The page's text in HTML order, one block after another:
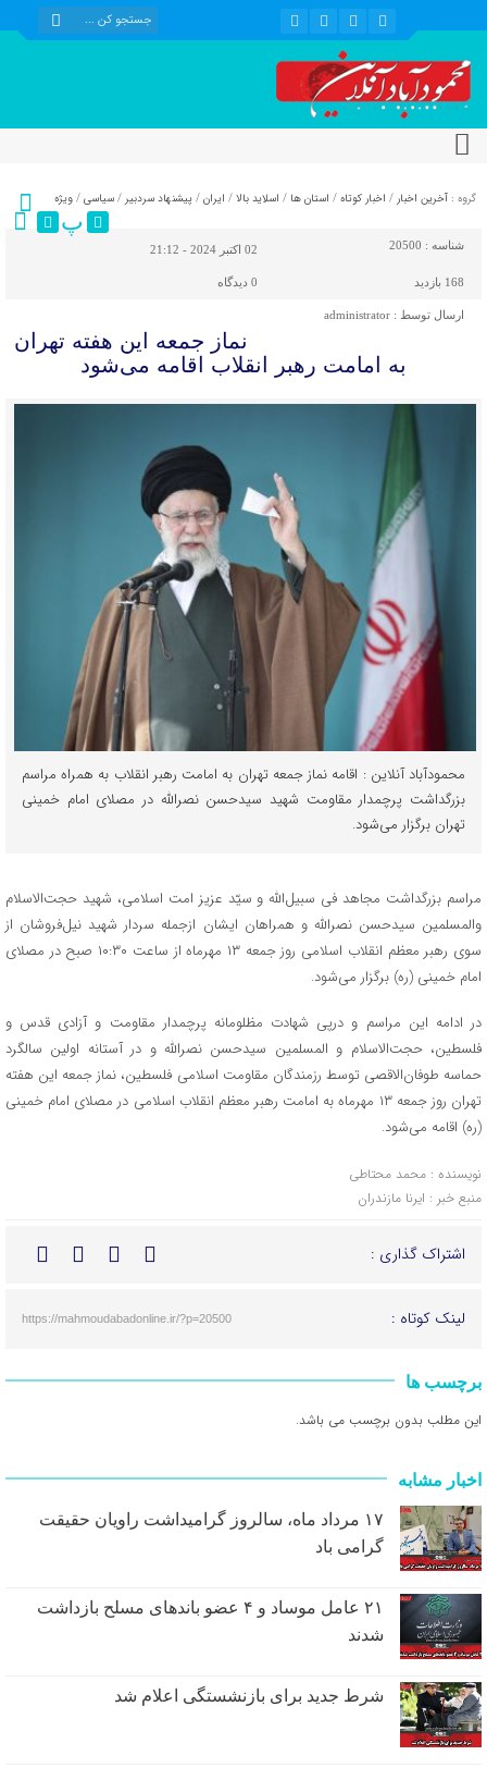
گروه : آخرین اخبار / اخبار کوتاه / استان ها / اسلاید بالا / ایران / پیشنهاد سردبیر / سیاسی / ویژه
پ
شناسه : 20500 02 اکتبر 2024 - 21:12
168 بازدید 0 دیدگاه
ارسال توسط : administrator
نماز جمعه این هفته تهران
به امامت رهبر انقلاب اقامه می‌شود
محمودآباد آنلاین : اقامه نماز جمعه تهران به امامت رهبر انقلاب به همراه مراسم
بزرگداشت پرچمدار مقاومت شهید سیدحسن نصرالله در مصلای امام خمینی
تهران برگزار می‌شود.
مراسم بزرگداشت مجاهد فی سبیل‌الله و سیّد عزیز امت اسلامی، شهید حجت‌الاسلام
والمسلمین سیدحسن نصرالله و همراهان ایشان ازجمله سردار شهید نیل‌فروشان از
سوی رهبر معظم انقلاب اسلامی روز جمعه ۱۳ مهرماه از ساعت ۱۰:۳۰ صبح در مصلای
امام خمینی (ره) برگزار می‌شود.
در ادامه این مراسم و درپی شهادت مظلومانه پرچمدار مقاومت و آزادی قدس و
فلسطین، حجت‌الاسلام و المسلمین سیدحسن نصرالله و در آستانه اولین سالگرد
حماسه طوفان‌الاقصی توسط رزمندگان مقاومت اسلامی فلسطین، نماز جمعه این هفته
تهران روز جمعه ۱۳ مهرماه به امامت رهبر معظم انقلاب اسلامی در مصلای امام خمینی
(ره) اقامه می‌شود.
نویسنده : محمد محتاطی
منبع خبر : ایرنا مازندران
اشتراک گذاری :
لینک کوتاه : https://mahmoudabadonline.ir/?p=20500
برچسب ها
این مطلب بدون برچسب می باشد.
اخبار مشابه
۱۷ مرداد ماه، سالروز گرامیداشت راویان حقیقت
گرامی باد
۲۱ عامل موساد و ۴ عضو باند‌های مسلح بازداشت
شدند
شرط جدید برای بازنشستگی اعلام شد